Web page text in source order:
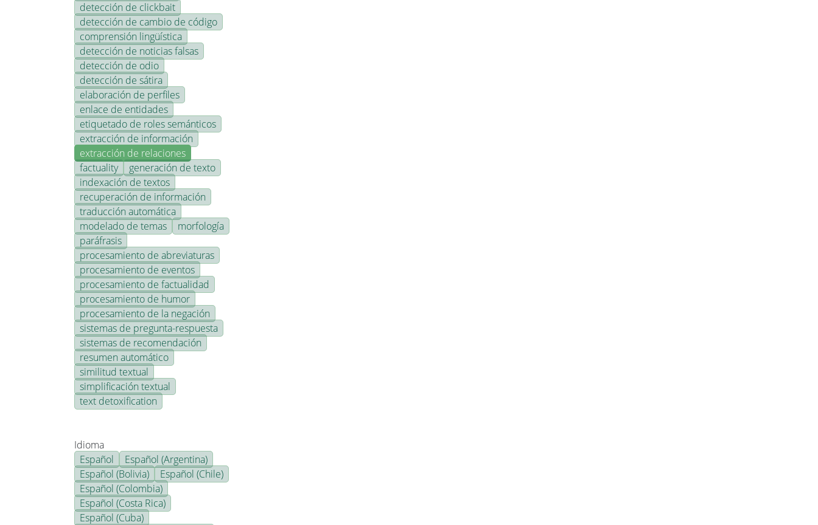
detección de clickbait
detección de cambio de código
comprensión lingüística
detección de noticias falsas
detección de odio
detección de sátira
elaboración de perfiles
enlace de entidades
etiquetado de roles semánticos
extracción de información
extracción de relaciones
factuality
generación de texto
indexación de textos
recuperación de información
traducción automática
modelado de temas
morfología
paráfrasis
procesamiento de abreviaturas
procesamiento de eventos
procesamiento de factualidad
procesamiento de humor
procesamiento de la negación
sistemas de pregunta-respuesta
sistemas de recomendación
resumen automático
similitud textual
simplificación textual
text detoxification
Idioma
Español
Español (Argentina)
Español (Bolivia)
Español (Chile)
Español (Colombia)
Español (Costa Rica)
Español (Cuba)